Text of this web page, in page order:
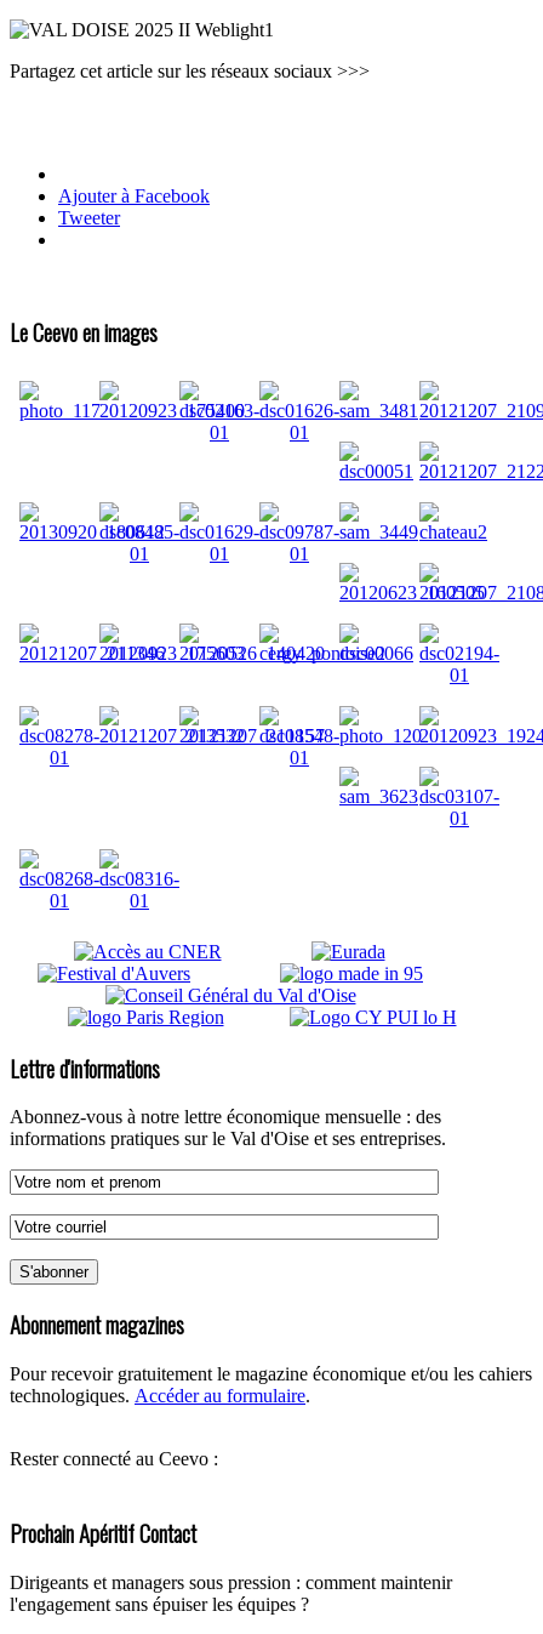
Partagez cet article sur les réseaux sociaux >>>
Ajouter à Facebook
Tweeter
Le Ceevo en images
Lettre d'informations
Abonnez-vous à notre lettre économique mensuelle : des
informations pratiques sur le Val d'Oise et ses entreprises.
Abonnement magazines
Pour recevoir gratuitement le magazine économique et/ou les cahiers
technologiques. Accéder au formulaire.
Rester connecté au Ceevo :
Prochain Apéritif Contact
Dirigeants et managers sous pression : comment maintenir
l'engagement sans épuiser les équipes ?